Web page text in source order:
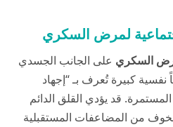
لمرض السكري
السكري على الجانب الجسدي
كبيرة تُعرف بـ “إجهاد
قد يؤدي القلق الدائم
من المضاعفات المستقبلية